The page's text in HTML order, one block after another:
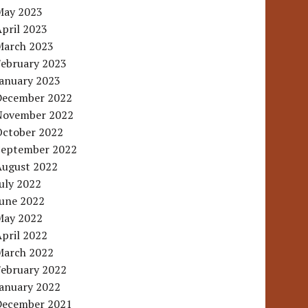
2023
2023
2023
2023
2023
2022
2022
2022
2022
2022
2022
2022
2022
2022
2022
2022
2022
2021